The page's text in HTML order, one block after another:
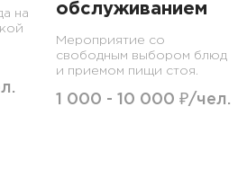
на
обслуживанием
Мероприятие со
свободным выбором блюд
и приемом пищи стоя.
1 000 - 10 000 ₽/чел.